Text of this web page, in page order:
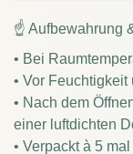
☝ Aufbewahrung
• Bei
• Vor
• Nach dem
einer luftdichten
• Verpackt à 5